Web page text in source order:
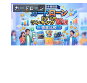
カードローン